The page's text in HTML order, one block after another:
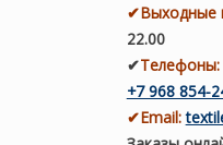
✔Выходные
22.00
✔Телефоны:
+7 968 854-
✔Email: